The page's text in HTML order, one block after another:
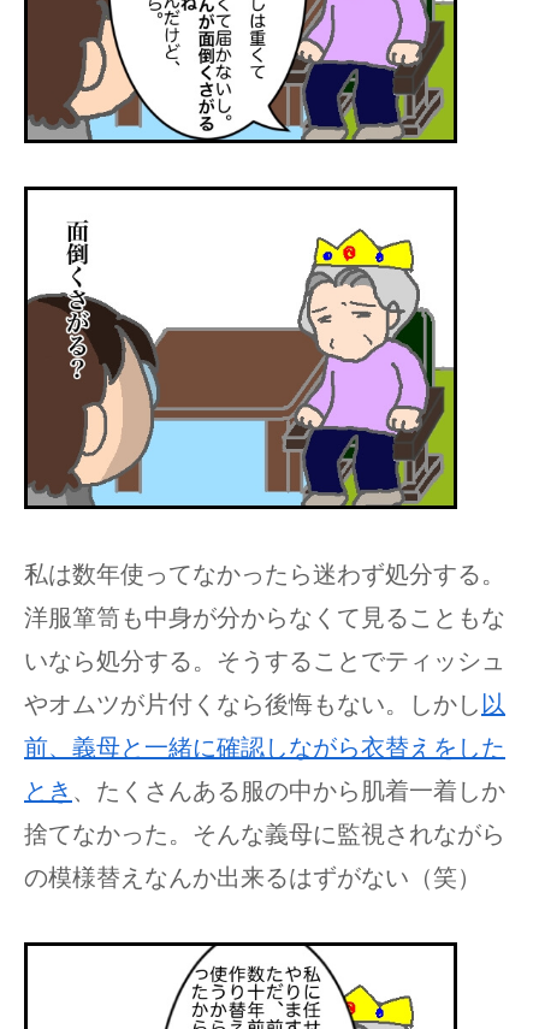
私は数年使ってなかったら迷わず処分する。
洋服箪笥も中身が分からなくて見ることもな
いなら処分する。そうすることでティッシュ
やオムツが片付くなら後悔もない。しかし 以
前、義母と一緒に確認しながら衣替えをした
とき 、たくさんある服の中から肌着一着しか
捨てなかった。そんな義母に監視されながら
の模様替えなんか出来るはずがない（笑）